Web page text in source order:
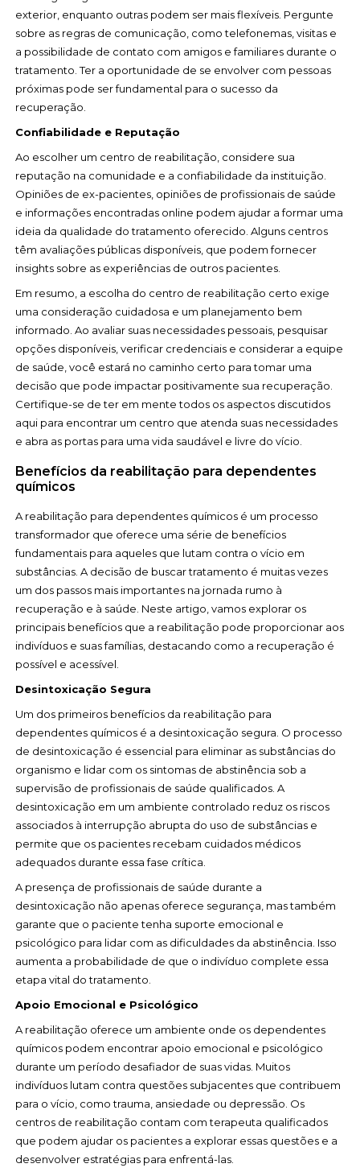
exterior, enquanto outras podem ser mais flexíveis. Pergunte
sobre as regras de comunicação, como telefonemas, visitas e
a possibilidade de contato com amigos e familiares durante o
tratamento. Ter a oportunidade de se envolver com pessoas
próximas pode ser fundamental para o sucesso da
recuperação.
Confiabilidade e Reputação
Ao escolher um centro de reabilitação, considere sua
reputação na comunidade e a confiabilidade da instituição.
Opiniões de ex-pacientes, opiniões de profissionais de saúde
e informações encontradas online podem ajudar a formar uma
ideia da qualidade do tratamento oferecido. Alguns centros
têm avaliações públicas disponíveis, que podem fornecer
insights sobre as experiências de outros pacientes.
Em resumo, a escolha do centro de reabilitação certo exige
uma consideração cuidadosa e um planejamento bem
informado. Ao avaliar suas necessidades pessoais, pesquisar
opções disponíveis, verificar credenciais e considerar a equipe
de saúde, você estará no caminho certo para tomar uma
decisão que pode impactar positivamente sua recuperação.
Certifique-se de ter em mente todos os aspectos discutidos
aqui para encontrar um centro que atenda suas necessidades
e abra as portas para uma vida saudável e livre do vício.
Benefícios da reabilitação para dependentes
químicos
A reabilitação para dependentes químicos é um processo
transformador que oferece uma série de benefícios
fundamentais para aqueles que lutam contra o vício em
substâncias. A decisão de buscar tratamento é muitas vezes
um dos passos mais importantes na jornada rumo à
recuperação e à saúde. Neste artigo, vamos explorar os
principais benefícios que a reabilitação pode proporcionar aos
indivíduos e suas famílias, destacando como a recuperação é
possível e acessível.
Desintoxicação Segura
Um dos primeiros benefícios da reabilitação para
dependentes químicos é a desintoxicação segura. O processo
de desintoxicação é essencial para eliminar as substâncias do
organismo e lidar com os sintomas de abstinência sob a
supervisão de profissionais de saúde qualificados. A
desintoxicação em um ambiente controlado reduz os riscos
associados à interrupção abrupta do uso de substâncias e
permite que os pacientes recebam cuidados médicos
adequados durante essa fase crítica.
A presença de profissionais de saúde durante a
desintoxicação não apenas oferece segurança, mas também
garante que o paciente tenha suporte emocional e
psicológico para lidar com as dificuldades da abstinência. Isso
aumenta a probabilidade de que o indivíduo complete essa
etapa vital do tratamento.
Apoio Emocional e Psicológico
A reabilitação oferece um ambiente onde os dependentes
químicos podem encontrar apoio emocional e psicológico
durante um período desafiador de suas vidas. Muitos
indivíduos lutam contra questões subjacentes que contribuem
para o vício, como trauma, ansiedade ou depressão. Os
centros de reabilitação contam com terapeuta qualificados
que podem ajudar os pacientes a explorar essas questões e a
desenvolver estratégias para enfrentá-las.